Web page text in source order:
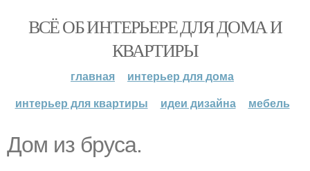
ВСЁ ОБ ИНТЕРЬЕРЕ ДЛЯ ДОМА И
КВАРТИРЫ
главная
интерьер для дома
интерьер для квартиры
идеи дизайна мебель
Дом из бруса.